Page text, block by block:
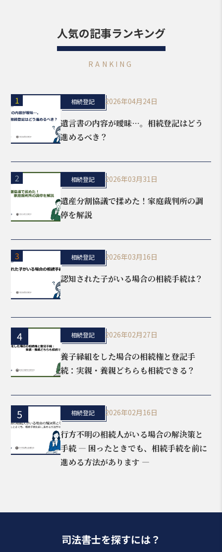
人気の記事ランキング
RANKING
1 相続登記 2026年04月24日
遺言書の内容が曖昧…。相続登記はどう
進めるべき？
2 相続登記 2026年03月31日
遺産分割協議で揉めた！家庭裁判所の調
停を解説
3 相続登記 2026年03月16日
認知された子がいる場合の相続手続は？
4 相続登記 2026年02月27日
養子縁組をした場合の相続権と登記手
続：実親・養親どちらも相続できる？
5 相続登記 2026年02月16日
行方不明の相続人がいる場合の解決策と
手続 ― 困ったときでも、相続手続を前に
進める方法があります ―
司法書士を探すには？